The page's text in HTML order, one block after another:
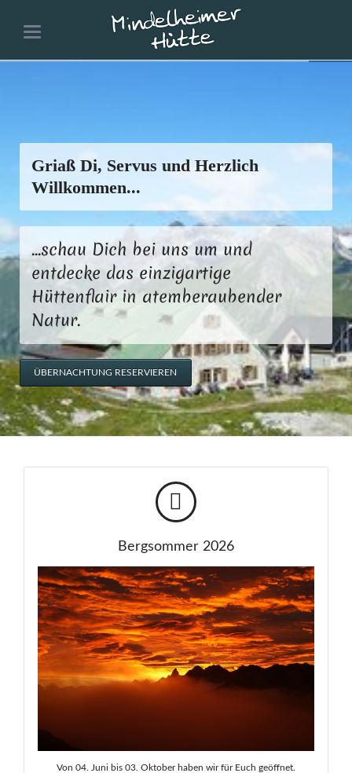
Griaß Di, Servus und Herzlich
Willkommen...
...schau Dich bei uns um und
entdecke das einzigartige
Hüttenflair in atemberaubender
Natur.
ÜBERNACHTUNG RESERVIEREN
Bergsommer 2026
Von 04. Juni bis 03. Oktober haben wir für Euch geöffnet.